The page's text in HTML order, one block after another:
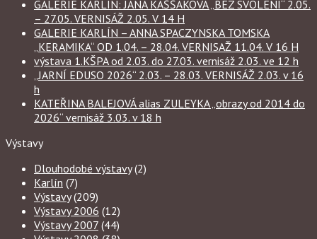
GALERIE KARLÍN: JANA KAŠŠÁKOVÁ „BEZ SVOLENÍ“ 2.05.
– 27.05. VERNISÁŽ 2.05. V 14 H
GALERIE KARLÍN – ANNA SPACZYNSKA TOMSKA
„KERAMIKA“ OD 1.04. – 28.04. VERNISAŽ 11.04. V 16 H
výstava 1.KŠPA od 2.03. do 27.03. vernisáž 2.03. ve 12 h
„JARNÍ EDUSO 2026“ 2.03. – 28.03. VERNISÁŽ 2.03. v 16
h
KATEŘINA BALEJOVÁ alias ZULEYKA „obrazy od 2014 do
2026“ vernisáž 3.03. v 18 h
Výstavy
Dlouhodobé výstavy(2)
Karlín (7)
Výstavy(209)
Výstavy 2006 (12)
Výstavy 2007 (44)